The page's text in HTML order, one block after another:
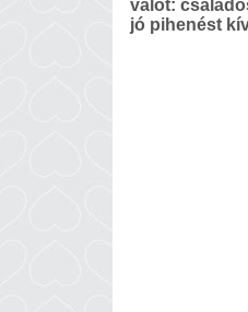
valót:
jó pihenést